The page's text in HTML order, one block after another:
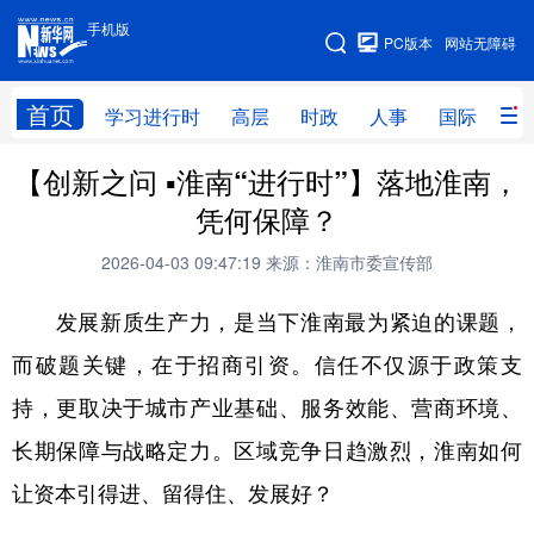
手机版
网站无障碍
PC版本
首页 学习进行时 高层 时政 人事 国际 财
手机版
网站地图
学习进行时 高层 时政 人事
财经 网评
全球连线
科技 科创 量子 体育
文化 书画 健康 军事
法律 中央文件
【创新之问 ▪淮南“进行时”】落地淮南，
凭何保障？
2026-04-03 09:47:19 来源：淮南市委宣传部
发展新质生产力，是当下淮南最为紧迫的课题，
而破题关键，在于招商引资。信任不仅源于政策支
持，更取决于城市产业基础、服务效能、营商环境、
长期保障与战略定力。区域竞争日趋激烈，淮南如何
让资本引得进、留得住、发展好？